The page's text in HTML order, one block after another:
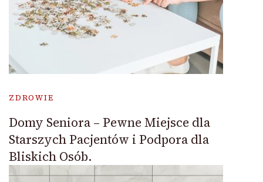
ZDROWIE
Domy Seniora – Pewne Miejsce dla
Starszych Pacjentów i Podpora dla
Bliskich Osób.